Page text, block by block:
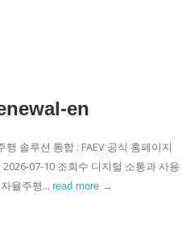
en
솔루션 통합 : FAEV 공식 홈페이지
07-10 조회수 디지털 소통과 사용
율주행... read more →